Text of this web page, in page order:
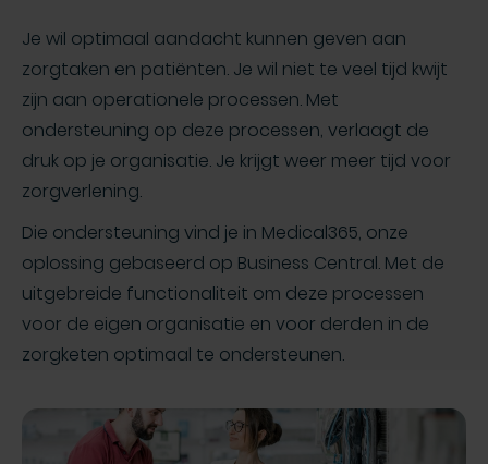
Je wil optimaal aandacht kunnen geven aan
zorgtaken en patiënten. Je wil niet te veel tijd kwijt
zijn aan operationele processen. Met
ondersteuning op deze processen, verlaagt de
druk op je organisatie. Je krijgt weer meer tijd voor
zorgverlening.
Die ondersteuning vind je in Medical365, onze
oplossing gebaseerd op Business Central. Met de
uitgebreide functionaliteit om deze processen
voor de eigen organisatie en voor derden in de
zorgketen optimaal te ondersteunen.